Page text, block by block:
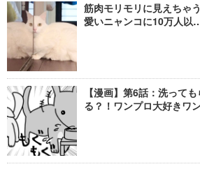
筋肉モリモリに見えちゃ
愛いニャンコに10万人以
【漫画】第6話：洗って
る？！ワンプロ大好きワ